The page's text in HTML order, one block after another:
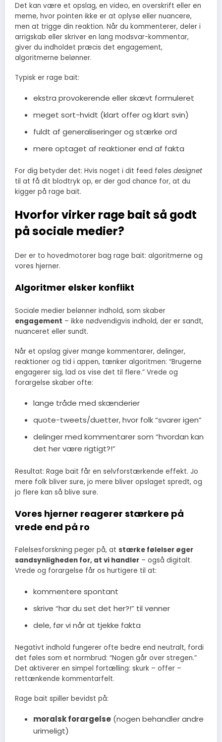
Det kan være et opslag, en video, en overskrift eller en
meme, hvor pointen ikke er at oplyse eller nuancere,
men at trigge din reaktion. Når du kommenterer, deler i
arrigskab eller skriver en lang modsvar-kommentar,
giver du indholdet præcis det engagement,
algoritmerne belønner.
Typisk er rage bait:
ekstra provokerende eller skævt formuleret
meget sort-hvidt (klart offer og klart svin)
fuldt af generaliseringer og stærke ord
mere optaget af reaktioner end af fakta
For dig betyder det: Hvis noget i dit feed føles designet
til at få dit blodtryk op, er der god chance for, at du
kigger på rage bait.
Hvorfor virker rage bait så godt
på sociale medier?
Der er to hovedmotorer bag rage bait: algoritmerne og
vores hjerner.
Algoritmer elsker konflikt
Sociale medier belønner indhold, som skaber
engagement – ikke nødvendigvis indhold, der er sandt,
nuanceret eller sundt.
Når et opslag giver mange kommentarer, delinger,
reaktioner og tid i appen, tænker algoritmen: “Brugerne
engagerer sig, lad os vise det til flere.” Vrede og
forargelse skaber ofte:
lange tråde med skænderier
quote-tweets/duetter, hvor folk “svarer igen”
delinger med kommentarer som “hvordan kan
det her være rigtigt?!”
Resultat: Rage bait får en selvforstærkende effekt. Jo
mere folk bliver sure, jo mere bliver opslaget spredt, og
jo flere kan så blive sure.
Vores hjerner reagerer stærkere på
vrede end på ro
Følelsesforskning peger på, at stærke følelser øger
sandsynligheden for, at vi handler – også digitalt.
Vrede og forargelse får os hurtigere til at:
kommentere spontant
skrive “har du set det her?!” til venner
dele, før vi når at tjekke fakta
Negativt indhold fungerer ofte bedre end neutralt, fordi
det føles som et normbrud: “Nogen går over stregen.”
Det aktiverer en simpel fortælling: skurk – offer –
rettænkende kommentarfelt.
Rage bait spiller bevidst på:
moralsk forargelse(nogen behandler andre
urimeligt)